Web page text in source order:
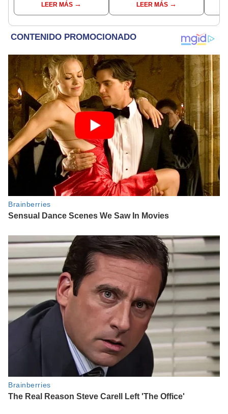
conoce las fechas de
depósito
LEER MÁS
en agostoLEER MÁS